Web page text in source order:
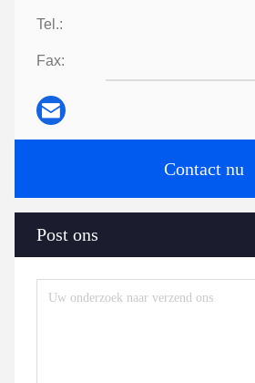
Tel.:
Fax:
Contact nu
Post ons